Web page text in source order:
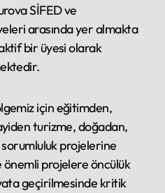
SİFED ve
arasında yer almakta
bir üyesi olarak
için eğitimden,
turizme, doğadan,
projelerine
projelere öncülük
geçirilmesinde kritik